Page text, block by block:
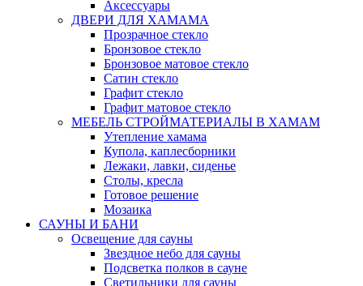
Аксессуары
ДВЕРИ ДЛЯ ХАМАМА
Прозрачное стекло
Бронзовое стекло
Бронзовое матовое стекло
Сатин стекло
Графит стекло
Графит матовое стекло
МЕБЕЛЬ СТРОЙМАТЕРИАЛЫ В ХАМАМ
Утепление хамама
Купола, каплесборники
Лежаки, лавки, сиденье
Столы, кресла
Готовое решение
Мозаика
САУНЫ И БАНИ
Освещение для сауны
Звездное небо для сауны
Подсветка полков в сауне
Светильники для сауны